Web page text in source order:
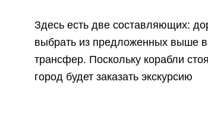
Здесь есть две составляющих:
выбрать из предложенных выше
трансфер. Поскольку корабли
город будет заказать экскурсию